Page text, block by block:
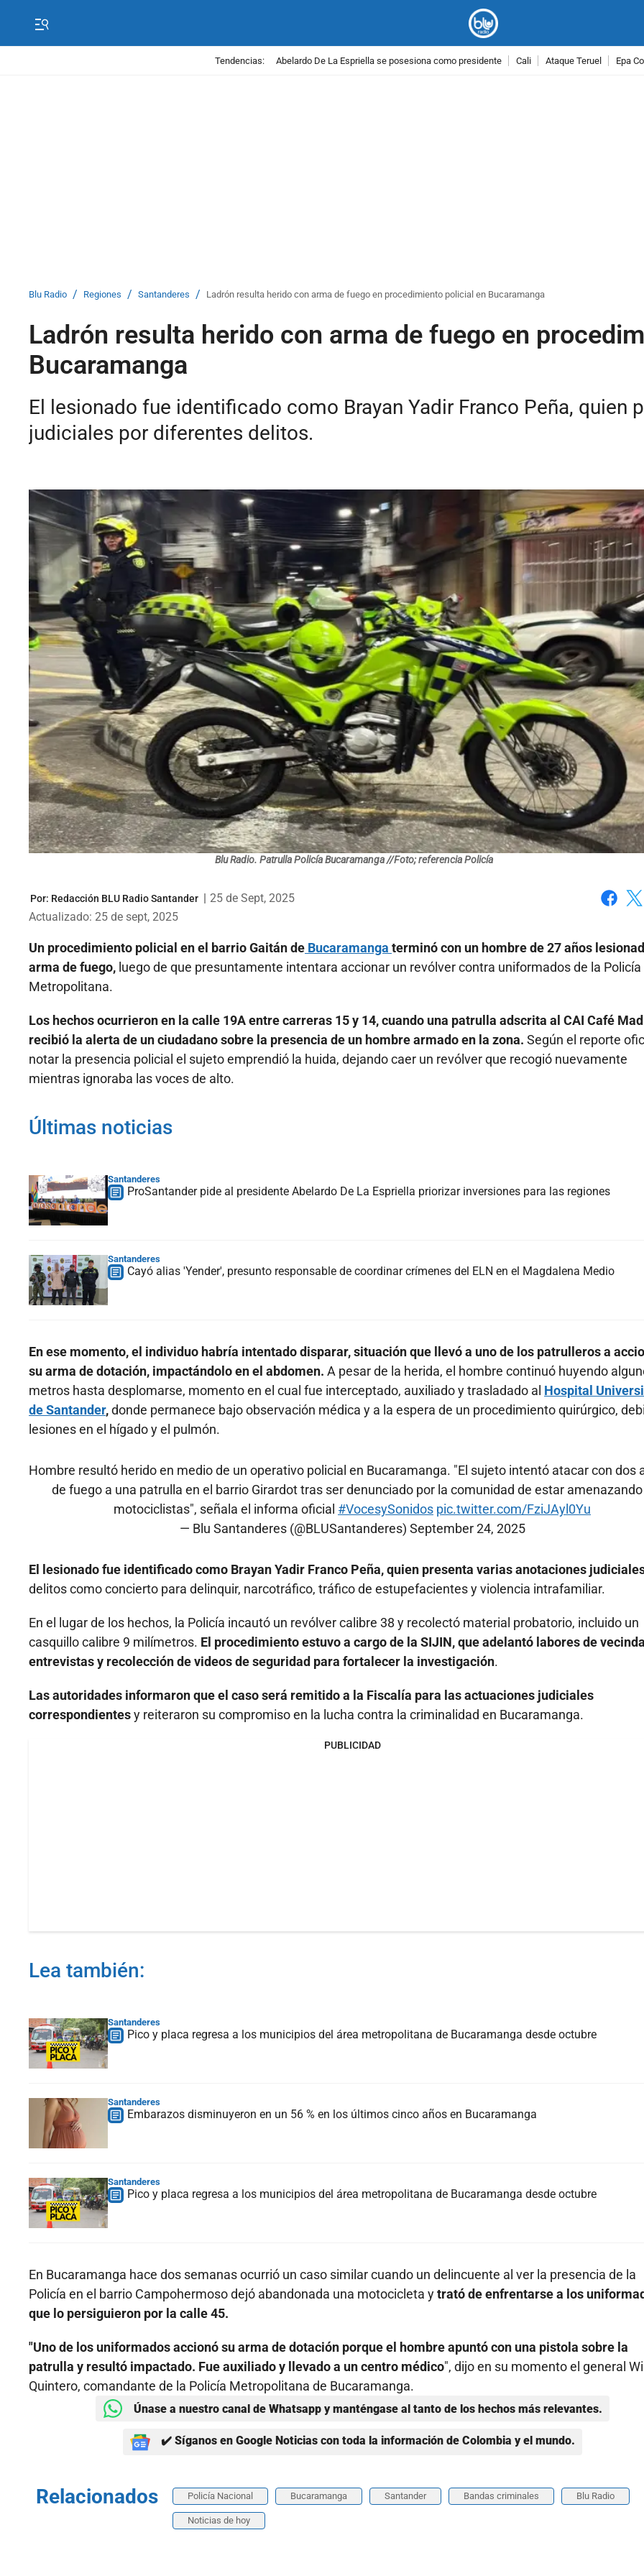
Tendencias: Abelardo De La Espriella se posesiona como presidente Cali Ataque Teruel Epa
Blu Radio / Regiones / Santanderes / Ladrón resulta herido con arma de fuego en procedimiento policial en Bucaramanga
Ladrón resulta herido con arma de fuego en
Bucaramanga
El lesionado fue identificado como Brayan Yadir Franco Peña, quien
judiciales por diferentes delitos.
Blu Radio. Patrulla Policía Bucaramanga //Foto; referencia Policía
Por: Redacción BLU Radio Santander | 25 de Sept, 2025
Actualizado: 25 de sept, 2025
Un procedimiento policial en el barrio Gaitán de Bucaramanga terminó con un hombre de 27 años
arma de fuego, luego de que presuntamente intentara accionar un revólver contra uniformados de la Policía
Metropolitana.
Los hechos ocurrieron en la calle 19A entre carreras 15 y 14, cuando una patrulla adscrita al CAI Café
recibió la alerta de un ciudadano sobre la presencia de un hombre armado en la zona. Según el reporte
notar la presencia policial el sujeto emprendió la huida, dejando caer un revólver que recogió nuevamente
mientras ignoraba las voces de alto.
Últimas noticias
Santanderes
ProSantander pide al presidente Abelardo De La Espriella priorizar inversiones para las regiones
Santanderes
Cayó alias 'Yender', presunto responsable de coordinar crímenes del ELN en el Magdalena Medio
En ese momento, el individuo habría intentado disparar, situación que llevó a uno de los patrulleros a
su arma de dotación, impactándolo en el abdomen. A pesar de la herida, el hombre continuó huyendo
metros hasta desplomarse, momento en el cual fue interceptado, auxiliado y trasladado al Hospital
de Santander,donde permanece bajo observación médica y a la espera de un procedimiento quirúrgico,
lesiones en el hígado y el pulmón.
Hombre resultó herido en medio de un operativo policial en Bucaramanga. "El sujeto intentó atacar con dos
de fuego a una patrulla en el barrio Girardot tras ser denunciado por la comunidad de estar
motociclistas", señala el informa oficial #VocesySonidos pic.twitter.com/FziJAyl0Yu
— Blu Santanderes (@BLUSantanderes) September 24, 2025
El lesionado fue identificado como Brayan Yadir Franco Peña, quien presenta varias anotaciones
delitos como concierto para delinquir, narcotráfico, tráfico de estupefacientes y violencia intrafamiliar.
En el lugar de los hechos, la Policía incautó un revólver calibre 38 y recolectó material probatorio, incluido un
casquillo calibre 9 milímetros. El procedimiento estuvo a cargo de la SIJIN, que adelantó labores de
entrevistas y recolección de videos de seguridad para fortalecer la investigación.
Las autoridades informaron que el caso será remitido a la Fiscalía para las actuaciones judiciales
correspondientesy reiteraron su compromiso en la lucha contra la criminalidad en Bucaramanga.
PUBLICIDAD
Lea también:
Santanderes
Pico y placa regresa a los municipios del área metropolitana de Bucaramanga desde octubre
Santanderes
Embarazos disminuyeron en un 56 % en los últimos cinco años en Bucaramanga
Santanderes
Pico y placa regresa a los municipios del área metropolitana de Bucaramanga desde octubre
En Bucaramanga hace dos semanas ocurrió un caso similar cuando un delincuente al ver la presencia de la
Policía en el barrio Campohermoso dejó abandonada una motocicleta ytrató de enfrentarse a los
que lo persiguieron por la calle 45.
"Uno de los uniformados accionó su arma de dotación porque el hombre apuntó con una pistola sobre la
patrulla y resultó impactado. Fue auxiliado y llevado a un centro médico", dijo en su momento el general
Quintero, comandante de la Policía Metropolitana de Bucaramanga.
Únase a nuestro canal de Whatsapp y manténgase al tanto de los hechos más relevantes.
✔️ Síganos en Google Noticias con toda la información de Colombia y el mundo.
Relacionados Policía Nacional Bucaramanga Santander Bandas criminales Blu Radio
Noticias de hoy